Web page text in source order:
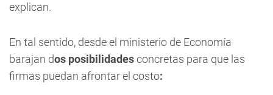
explican.
En tal sentido, desde el ministerio de Economía
barajan dos posibilidadesconcretas para que las
firmas puedan afrontar el costo: